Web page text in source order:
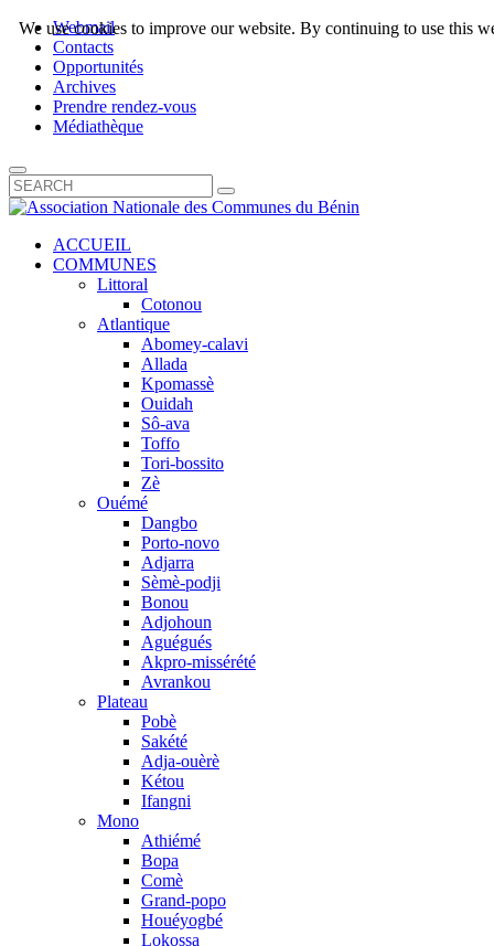
Webmail
Contacts
Opportunités
Archives
Prendre rendez-vous
Médiathèque
ACCUEIL
COMMUNES
Littoral
Cotonou
Atlantique
Abomey-calavi
Allada
Kpomassè
Ouidah
Sô-ava
Toffo
Tori-bossito
Zè
Ouémé
Dangbo
Porto-novo
Adjarra
Sèmè-podji
Bonou
Adjohoun
Aguégués
Akpro-missérété
Avrankou
Plateau
Pobè
Sakété
Adja-ouèrè
Kétou
Ifangni
Mono
Athiémé
Bopa
Comè
Grand-popo
Houéyogbé
Lokossa
We use cookies to improve our website. By continuing to use this